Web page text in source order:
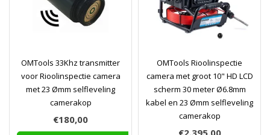
OMTools 33Khz transmitter
voor Rioolinspectie camera
met 23 Ømm selfleveling
camerakop
€180,00
OMTools Rioolinspectie
camera met groot 10" HD LCD
scherm 30 meter Ø6.8mm
kabel en 23 Ømm selfleveling
camerakop
€2.395,00